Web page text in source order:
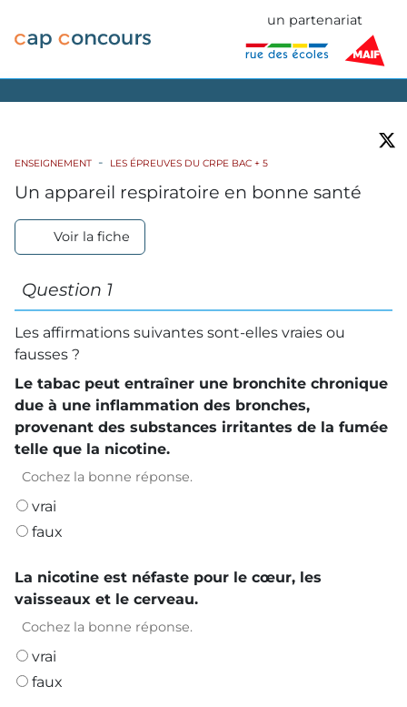
un partenariat
ENSEIGNEMENT LES ÉPREUVES DU CRPE BAC + 5
Un appareil respiratoire en bonne santé
Voir la fiche
Question 1
Les affirmations suivantes sont-elles vraies ou
fausses ?
Le tabac peut entraîner une bronchite chronique
due à une inflammation des bronches,
provenant des substances irritantes de la fumée
telle que la nicotine.
Cochez la bonne réponse.
vrai
faux
La nicotine est néfaste pour le cœur, les
vaisseaux et le cerveau.
Cochez la bonne réponse.
vrai
faux